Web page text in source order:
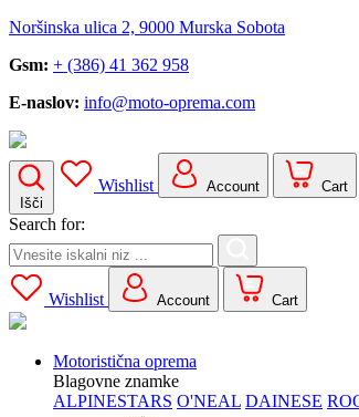
Noršinska ulica 2, 9000 Murska Sobota
Gsm: + (386) 41 362 958
E-naslov: info@moto-oprema.com
Išči
Wishlist Account Cart
Search for:
Wishlist Account Cart
Motoristična oprema
Blagovne znamke
ALPINESTARS O'NEAL DAINESE